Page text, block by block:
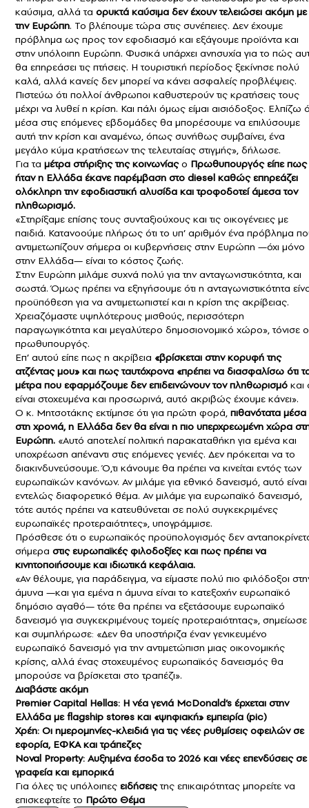
καύσιμα, αλλά τα ορυκτά καύσιμα δεν έχουν τελειώσει ακόμη με
την Ευρώπη. Το βλέπουμε τώρα στις συνέπειες. Δεν έχουμε
πρόβλημα ως προς τον εφοδιασμό και εξάγουμε προϊόντα και
στην υπόλοιπη Ευρώπη. Φυσικά υπάρχει ανησυχία για το πώς
θα επηρεάσει τις πτήσεις. Η τουριστική περίοδος ξεκίνησε πολύ
καλά, αλλά κανείς δεν μπορεί να κάνει ασφαλείς προβλέψεις.
Πιστεύω ότι πολλοί άνθρωποι καθυστερούν τις κρατήσεις τους
μέχρι να λυθεί η κρίση. Και πάλι όμως είμαι αισιόδοξος. Ελπίζω
μέσα στις επόμενες εβδομάδες θα μπορέσουμε να επιλύσουμε
αυτή την κρίση και αναμένω, όπως συνήθως συμβαίνει, ένα
μεγάλο κύμα κρατήσεων της τελευταίας στιγμής», δήλωσε.
Για τα μέτρα στήριξης της κοινωνίαςο Πρωθυπουργός είπε πως
ήταν η Ελλάδα έκανε παρέμβαση στο diesel καθώς επηρεάζει
ολόκληρη την εφοδιαστική αλυσίδα και τροφοδοτεί άμεσα τον
πληθωρισμό.
«Στηρίξαμε επίσης τους συνταξιούχους και τις οικογένειες με
παιδιά. Κατανοούμε πλήρως ότι το υπ’ αριθμόν ένα πρόβλημα
αντιμετωπίζουν σήμερα οι κυβερνήσεις στην Ευρώπη —όχι μόνο
στην Ελλάδα— είναι το κόστος ζωής.
Στην Ευρώπη μιλάμε συχνά πολύ για την ανταγωνιστικότητα, και
σωστά. Όμως πρέπει να εξηγήσουμε ότι η ανταγωνιστικότητα
προϋπόθεση για να αντιμετωπιστεί και η κρίση της ακρίβειας.
Χρειαζόμαστε υψηλότερους μισθούς, περισσότερη
παραγωγικότητα και μεγαλύτερο δημοσιονομικό χώρο», τόνισε ο
πρωθυπουργός.
Επ’ αυτού είπε πως η ακρίβεια «βρίσκεται στην κορυφή της
ατζέντας μου» και πως ταυτόχρονα «πρέπει να διασφαλίσω ότι
μέτρα που εφαρμόζουμε δεν επιδεινώνουν τον πληθωρισμό και
είναι στοχευμένα και προσωρινά, αυτό ακριβώς έχουμε κάνει».
Ο κ. Μητσοτάκης εκτίμησε ότι για πρώτη φορά, πιθανότατα μέσα
στη χρονιά, η Ελλάδα δεν θα είναι η πιο υπερχρεωμένη χώρα
Ευρώπη. «Αυτό αποτελεί πολιτική παρακαταθήκη για εμένα και
υποχρέωση απέναντι στις επόμενες γενιές. Δεν πρόκειται να το
διακινδυνεύσουμε. Ό,τι κάνουμε θα πρέπει να κινείται εντός των
ευρωπαϊκών κανόνων. Αν μιλάμε για εθνικό δανεισμό, αυτό είναι
εντελώς διαφορετικό θέμα. Αν μιλάμε για ευρωπαϊκό δανεισμό,
τότε αυτός πρέπει να κατευθύνεται σε πολύ συγκεκριμένες
ευρωπαϊκές προτεραιότητες», υπογράμμισε.
Πρόσθεσε ότι ο ευρωπαϊκός προϋπολογισμός δεν
σήμερα στις ευρωπαϊκές φιλοδοξίες και πως πρέπει να
κινητοποιήσουμε και ιδιωτικά κεφάλαια.
«Αν θέλουμε, για παράδειγμα, να είμαστε πολύ πιο φιλόδοξοι
άμυνα —και για εμένα η άμυνα είναι το κατεξοχήν ευρωπαϊκό
δημόσιο αγαθό— τότε θα πρέπει να εξετάσουμε ευρωπαϊκό
δανεισμό για συγκεκριμένους τομείς προτεραιότητας», σημείωσε
και συμπλήρωσε: «Δεν θα υποστήριζα έναν γενικευμένο
ευρωπαϊκό δανεισμό για την αντιμετώπιση μιας οικονομικής
κρίσης, αλλά ένας στοχευμένος ευρωπαϊκός δανεισμός θα
μπορούσε να βρίσκεται στο τραπέζι».
Διαβάστε ακόμη
Premier Capital Hellas: Η νέα γενιά McDonald’s έρχεται στην
Ελλάδα με flagship stores και «ψηφιακή» εμπειρία (pic)
Χρέη: Οι ημερομηνίες-κλειδιά για τις νέες ρυθμίσεις οφειλών σε
εφορία, ΕΦΚΑ και τράπεζες
Noval Property: Αυξημένα έσοδα το 2026 και νέες επενδύσεις σε
γραφεία και εμπορικά
Για όλες τις υπόλοιπες ειδήσειςτης επικαιρότητας μπορείτε να
επισκεφτείτε το Πρώτο Θέμα